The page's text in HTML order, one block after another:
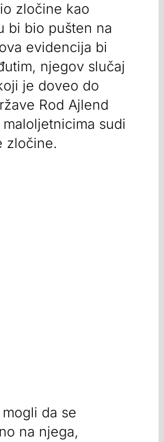
zločine kao
bi bio pušten na
evidencija bi
njegov slučaj
je doveo do
Rod Ajlend
sudi
zločine.
da se
na njega,